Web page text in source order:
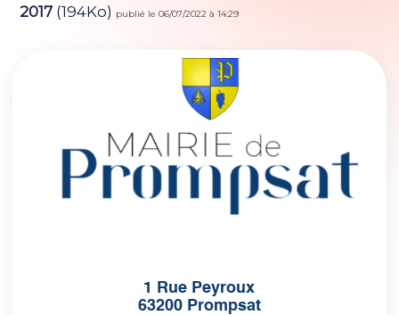
2017 (194Ko) publié le 06/07/2022 à 14:29
1 Rue Peyroux
63200 Prompsat